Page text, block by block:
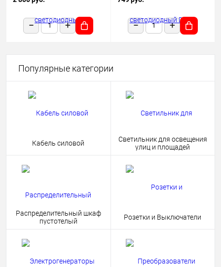
Популярные категории
Кабель силовой
Светильник для освещения
улиц и площадей
Распределительный шкаф
пустотелый
Розетки и Выключатели